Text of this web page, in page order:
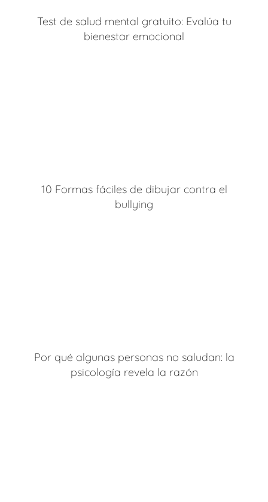
Test de salud mental gratuito: Evalúa tu
bienestar emocional
10 Formas fáciles de dibujar contra el
bullying
Por qué algunas personas no saludan: la
psicología revela la razón